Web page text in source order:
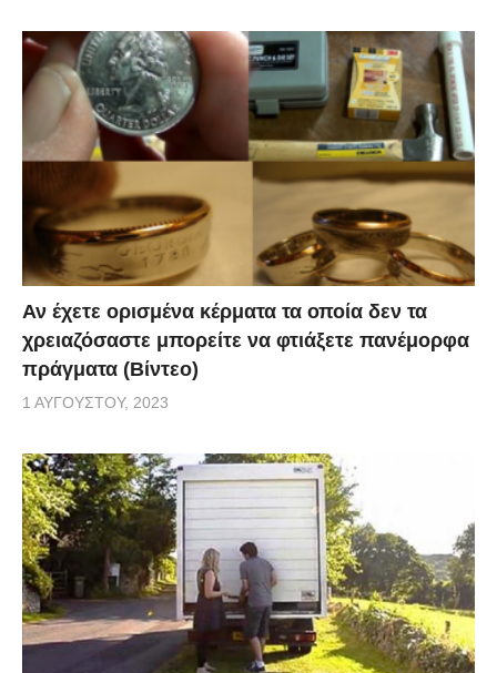
Αν έχετε ορισμένα κέρματα τα οποία δεν τα
χρειαζόσαστε μπορείτε να φτιάξετε πανέμορφα
πράγματα (Βίντεο)
1 ΑΥΓΟΎΣΤΟΥ, 2023